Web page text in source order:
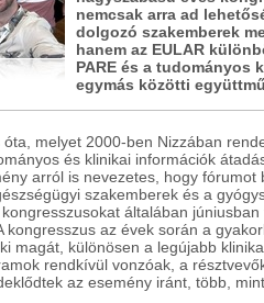
nemcsak arra ad
dolgozó szakemberek
hanem az EULAR
PARE és a tudományos
egymás közötti
melyet 2000-ben Nizzában
és klinikai információk
arról is nevezetes, hogy
szakemberek és a
általában
kongresszus az évek során a
magát, különösen a legújabb
rendkívül vonzóak, a
az esemény iránt, több,